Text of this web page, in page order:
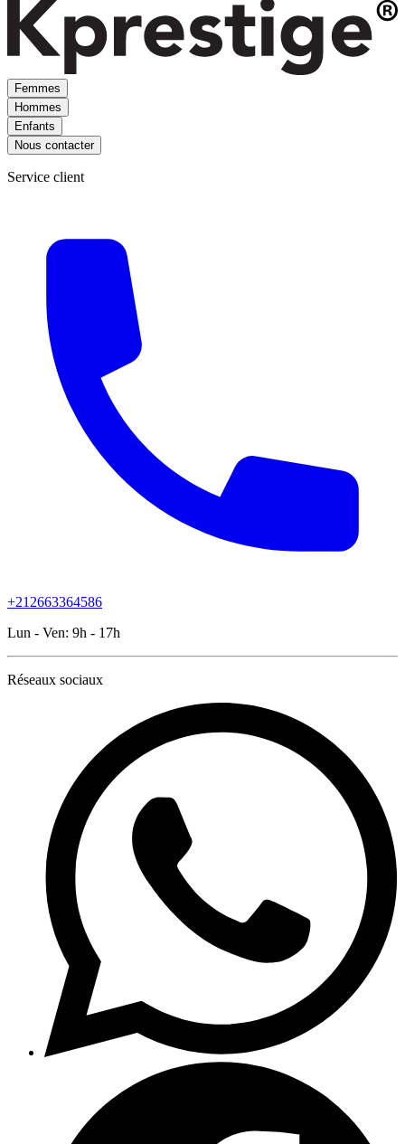
Femmes
Hommes
Enfants
Nous contacter
Service client
+212663364586
Lun - Ven: 9h - 17h
Réseaux sociaux